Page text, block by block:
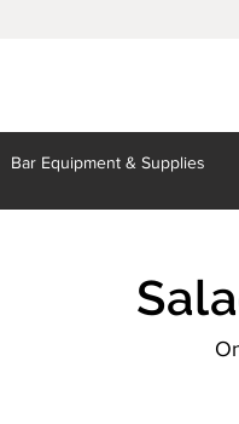
Bar Equipment & Supplies